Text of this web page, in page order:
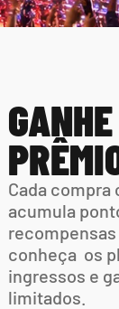
GANHE
Cada compra
acumula
conheça  os
ingressos e
limitados.